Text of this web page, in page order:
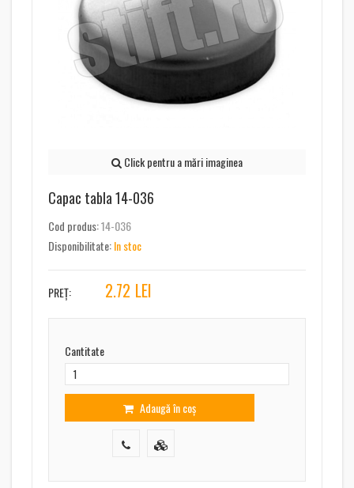
Click pentru a mări imaginea
Capac tabla 14-036
Cod produs:14-036
Disponibilitate:In stoc
PREȚ: 2.72 LEI
Cantitate
Adaugă în coș